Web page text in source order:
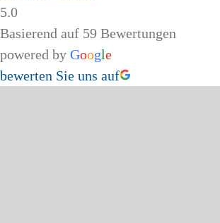
5.0
Basierend auf 59 Bewertungen
powered by Google
bewerten Sie uns auf